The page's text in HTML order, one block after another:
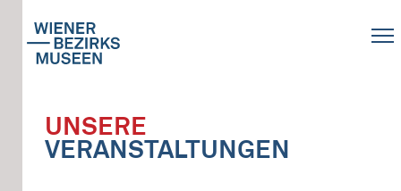
UNSERE
VERANSTALTUNGEN